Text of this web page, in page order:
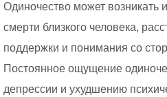
Одиночество может возникать
смерти близкого человека,
поддержки и понимания со
Постоянное ощущение
депрессии и ухудшению